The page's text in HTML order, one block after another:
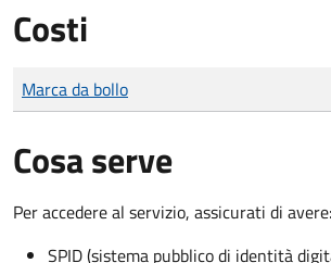
Costi
Tipo di pagamento
Importo
Marca da bollo
Cosa serve
Per accedere al servizio, assicurati di avere:
SPID (sistema pubblico di identità